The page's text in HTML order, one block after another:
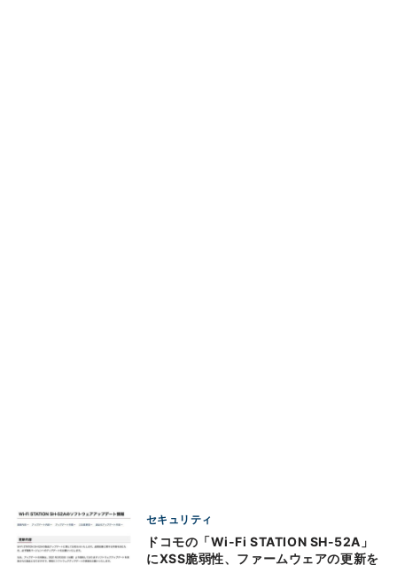
セキュリティ
ドコモの「Wi-Fi STATION SH-52A」
にXSS脆弱性、ファームウェアの更新を